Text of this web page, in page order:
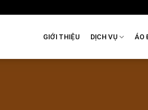
GIỚI THIỆU DỊCH VỤ ÁO